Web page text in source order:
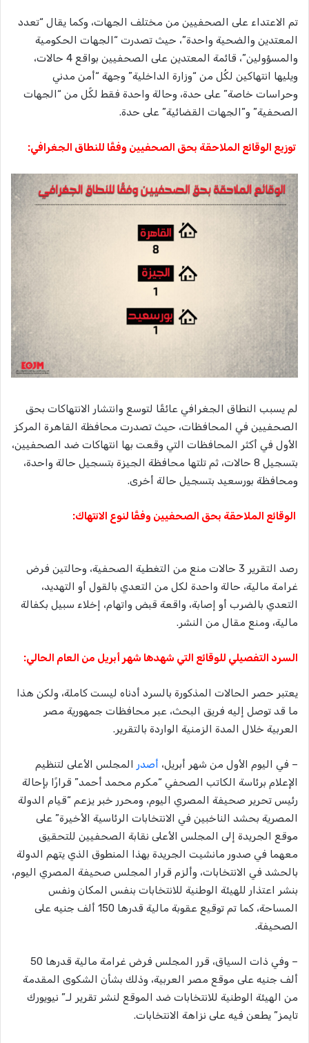
تم الاعتداء على الصحفيين من مختلف الجهات، وكما يقال “تعدد
المعتدين والضحية واحدة”، حيث تصدرت “الجهات الحكومية
والمسؤولين”، قائمة المعتدين على الصحفيين بواقع 4 حالات،
ويليها انتهاكين لكُل من “وزارة الداخلية” وجهة “أمن مدني
وحراسات خاصة” على حدة، وحالة واحدة فقط لكًل من “الجهات
الصحفية” و”الجهات القضائية” على حدة.
توزيع الوقائع الملاحقة بحق الصحفيين وفقًا للنطاق الجغرافي:
لم يسبب النطاق الجغرافي عائقًا لتوسع وانتشار الانتهاكات بحق
الصحفيين في المحافظات، حيث تصدرت محافظة القاهرة المركز
الأول في أكثر المحافظات التي وقعت بها انتهاكات ضد الصحفيين،
بتسجيل 8 حالات، ثم تلتها محافظة الجيزة بتسجيل حالة واحدة،
ومحافظة بورسعيد بتسجيل حالة أخرى.
الوقائع الملاحقة بحق الصحفيين وفقًا لنوع الانتهاك:
رصد التقرير 3 حالات منع من التغطية الصحفية، وحالتين فرض
غرامة مالية، حالة واحدة لكل من التعدي بالقول أو التهديد،
التعدي بالضرب أو إصابة، واقعة قبض واتهام، إخلاء سبيل بكفالة
مالية، ومنع مقال من النشر.
السرد التفصيلي للوقائع التي شهدها شهر أبريل من العام الحالي:
يعتبر حصر الحالات المذكورة بالسرد أدناه ليست كاملة، ولكن هذا
ما قد توصل إليه فريق البحث، عبر محافظات جمهورية مصر
العربية خلال المدة الزمنية الواردة بالتقرير.
– في اليوم الأول من شهر أبريل، أصدر المجلس الأعلى لتنظيم
الإعلام برئاسة الكاتب الصحفي “مكرم محمد أحمد” قرارًا بإحالة
رئيس تحرير صحيفة المصري اليوم، ومحرر خبر يزعم “قيام الدولة
المصرية بحشد الناخبين في الانتخابات الرئاسية الأخيرة” على
موقع الجريدة إلى المجلس الأعلى نقابة الصحفيين للتحقيق
معهما في صدور مانشيت الجريدة بهذا المنطوق الذي يتهم الدولة
بالحشد في الانتخابات، وألزم قرار المجلس صحيفة المصري اليوم،
بنشر اعتذار للهيئة الوطنية للانتخابات بنفس المكان ونفس
المساحة، كما تم توقيع عقوبة مالية قدرها 150 ألف جنيه على
الصحيفة.
– وفي ذات السياق، قرر المجلس فرض غرامة مالية قدرها 50
ألف جنيه على موقع مصر العربية، وذلك بشأن الشكوى المقدمة
من الهيئة الوطنية للانتخابات ضد الموقع لنشر تقرير لـ” نيويورك
تايمز” يطعن فيه على نزاهة الانتخابات.